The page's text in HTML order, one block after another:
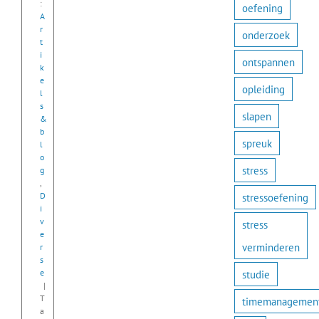
:
A
r
t
i
k
e
l
s
&
b
l
o
g
,
D
i
v
e
r
s
e
|
T
a
oefening
onderzoek
ontspannen
opleiding
slapen
spreuk
stress
stressoefening
stress
verminderen
studie